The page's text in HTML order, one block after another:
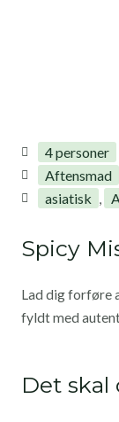
4 personer
Aftensmad
asiatisk ,
Spicy
Lad dig forføre
fyldt med
Det skal